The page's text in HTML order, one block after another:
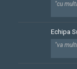
"cu
Echipa
"va